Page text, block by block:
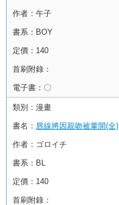
作者： 午子
書系： BOY
定價： 140
首刷附錄：
電子書： 〇
類別： 漫畫
書名： 唇線將因親吻被暈開(全)
作者： ゴロイチ
書系： BL
定價： 140
首刷附錄：